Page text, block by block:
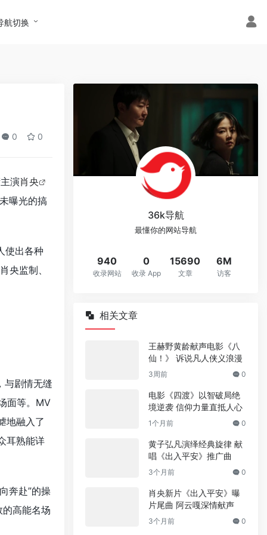
航切换
0 0
演肖央
曝光的搞
使出各种
央监制、
与剧情无缝
面等。MV
地融入了
耳熟能详
奔赴”的操
高能名场
36k导航
最懂你的网站导航
940
收录网站
0
收录 App
15690
文章
6M
访客
相关文章
王赫野黄龄献声电影《八
仙！》 诉说凡人侠义浪漫
3周前 0
电影《四渡》以智破局绝
境逆袭 信仰力量直抵人心
1个月前 0
黄子弘凡演绎经典旋律 献
唱《出入平安》推广曲
3个月前 0
肖央新片《出入平安》曝
片尾曲 阿云嘎深情献声
3个月前 0